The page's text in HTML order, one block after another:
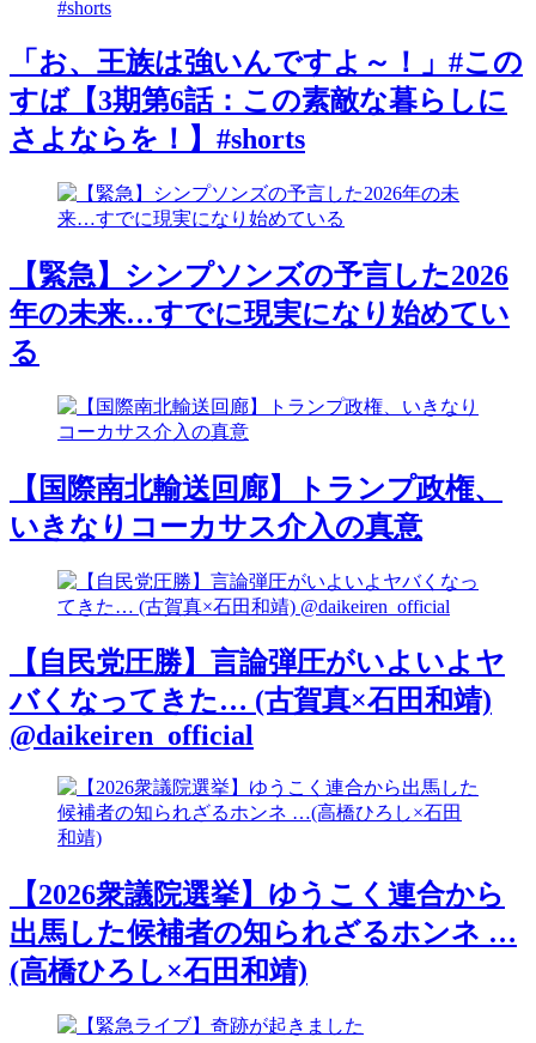
「お、王族は強いんですよ～！」#この
すば【3期第6話：この素敵な暮らしに
さよならを！】#shorts
【緊急】シンプソンズの予言した2026
年の未来…すでに現実になり始めてい
る
【国際南北輸送回廊】トランプ政権、
いきなりコーカサス介入の真意
【自民党圧勝】言論弾圧がいよいよヤ
バくなってきた… (古賀真×石田和靖)
@daikeiren_official
【2026衆議院選挙】ゆうこく連合から
出馬した候補者の知られざるホンネ …
(高橋ひろし×石田和靖)